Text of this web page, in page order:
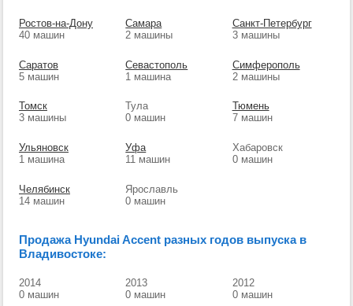
Ростов-на-Дону
40 машин
Самара
2 машины
Санкт-Петербург
3 машины
Саратов
5 машин
Севастополь
1 машина
Симферополь
2 машины
Томск
3 машины
Тула
0 машин
Тюмень
7 машин
Ульяновск
1 машина
Уфа
11 машин
Хабаровск
0 машин
Челябинск
14 машин
Ярославль
0 машин
Продажа Hyundai Accent разных годов выпуска в
Владивостоке:
2014
0 машин
2013
0 машин
2012
0 машин